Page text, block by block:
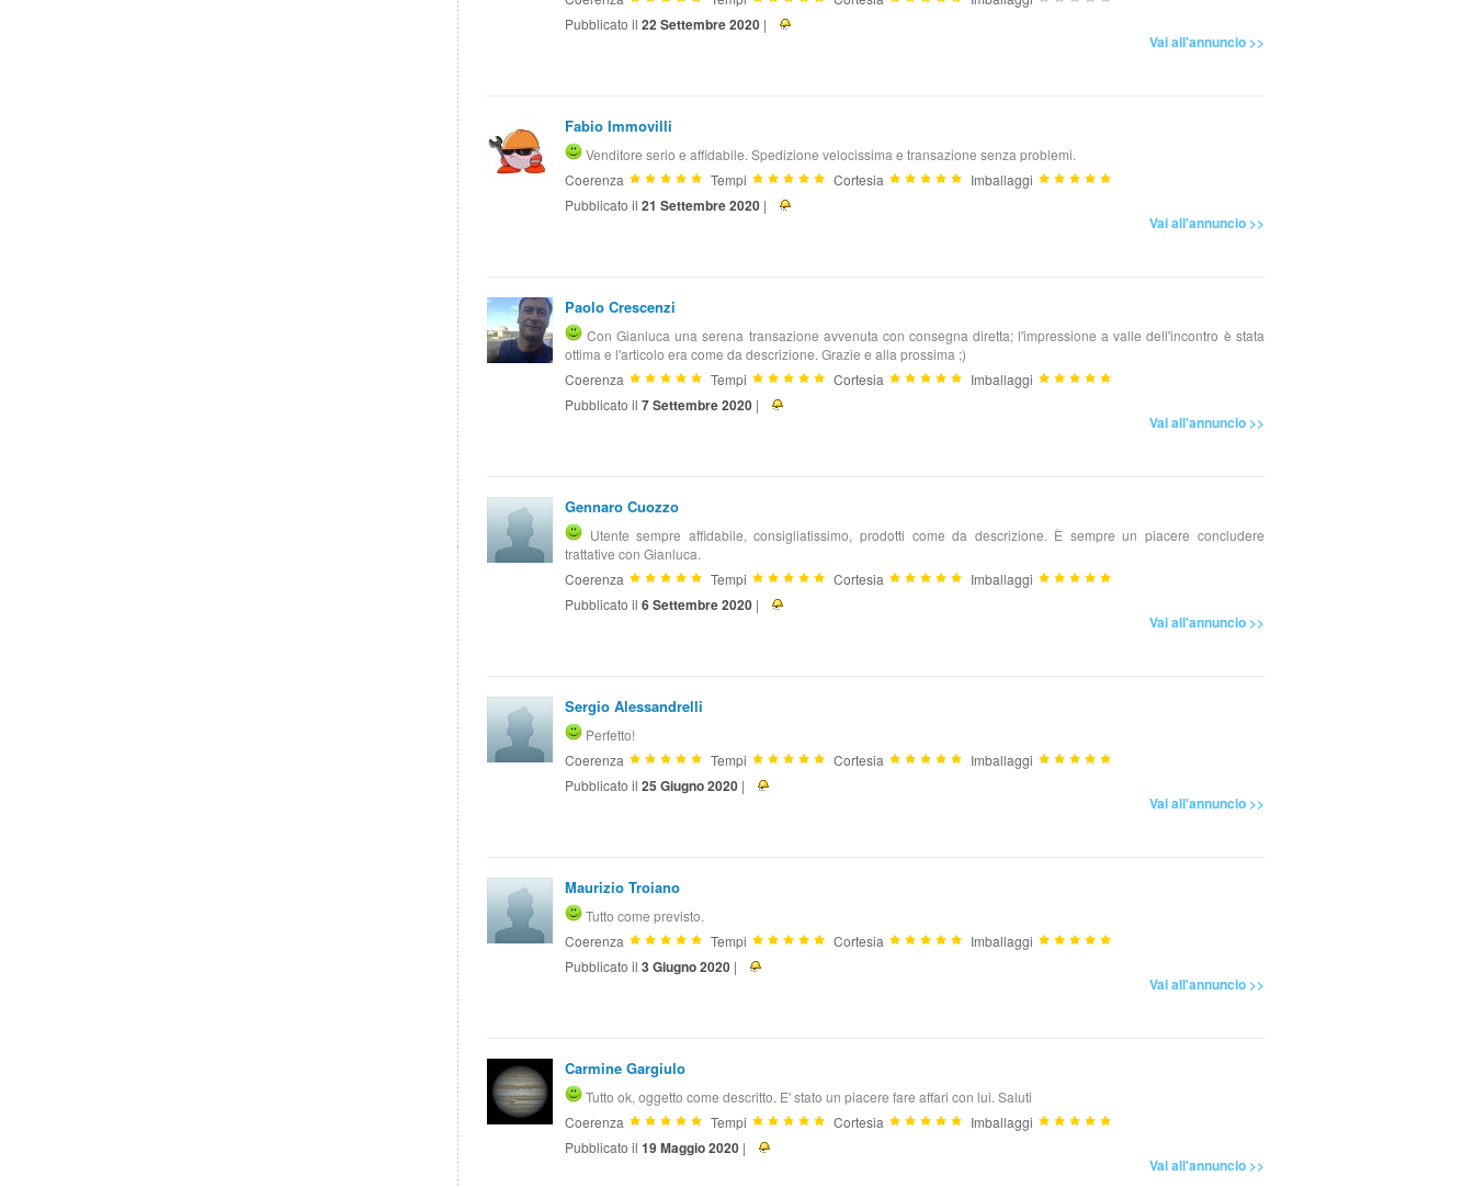
Pubblicato il22 Settembre 2020 |
Vai all'annuncio >>
Fabio Immovilli
Venditore serio e affidabile. Spedizione velocissima e transazione senza problemi.
Coerenza
Tempi Cortesia
Imballaggi
Pubblicato il21 Settembre 2020 |
Vai all'annuncio >>
Paolo Crescenzi
Con Gianluca una serena transazione avvenuta con consegna diretta; l'impressione a valle dell'incontro è stata
ottima e l'articolo era come da descrizione. Grazie e alla prossima ;)
Coerenza
Tempi Cortesia
Imballaggi
Pubblicato il7 Settembre 2020 |
Vai all'annuncio >>
Gennaro Cuozzo
Utente sempre affidabile, consigliatissimo, prodotti come da descrizione. È sempre un piacere concludere
trattative con Gianluca.
Coerenza
Tempi Cortesia
Imballaggi
Pubblicato il6 Settembre 2020 |
Vai all'annuncio >>
Sergio Alessandrelli
Perfetto!
Coerenza
Tempi Cortesia
Imballaggi
Pubblicato il25 Giugno 2020 |
Vai all'annuncio >>
Maurizio Troiano
Tutto come previsto.
Coerenza
Tempi Cortesia
Imballaggi
Pubblicato il3 Giugno 2020 |
Vai all'annuncio >>
Carmine Gargiulo
Tutto ok, oggetto come descritto. E' stato un piacere fare affari con lui. Saluti
Coerenza
Tempi Cortesia
Imballaggi
Pubblicato il19 Maggio 2020 |
Vai all'annuncio >>